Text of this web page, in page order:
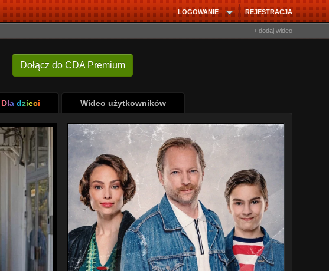
REJESTRACJA
LOGOWANIE
+ dodaj wideo
Dołącz do CDA Premium
Dla dzieci Wideo użytkowników